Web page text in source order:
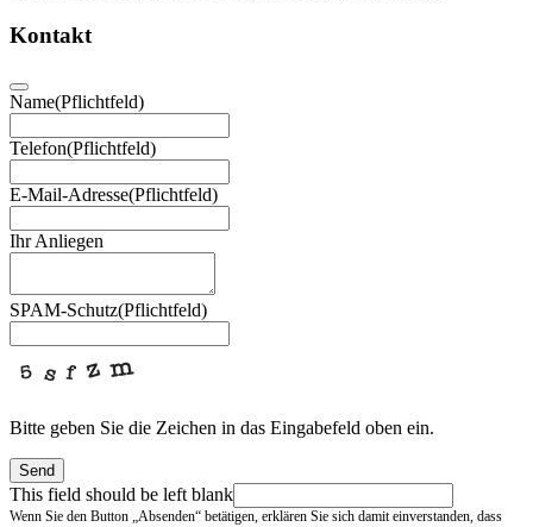
Kontakt
Name(Pflichtfeld)
Telefon(Pflichtfeld)
E-Mail-Adresse(Pflichtfeld)
Ihr Anliegen
SPAM-Schutz(Pflichtfeld)
Bitte geben Sie die Zeichen in das Eingabefeld oben ein.
Send
This field should be left blank
Wenn Sie den Button „Absenden“ betätigen, erklären Sie sich damit einverstanden, dass